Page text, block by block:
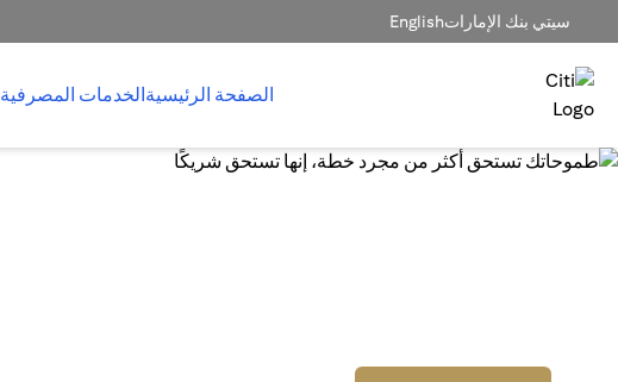
سيتي بنك الإماراتEnglish
الصفحة الرئيسيةالخدمات المصرفية